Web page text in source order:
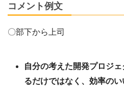
コメント例文
〇部下から上司
自分の考えた開発プロジ
るだけではなく、効率の